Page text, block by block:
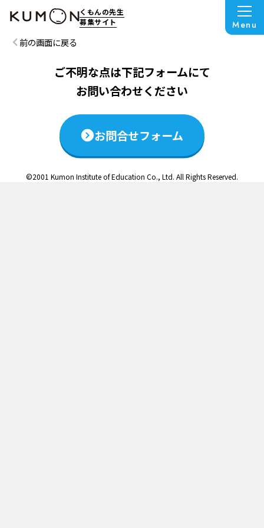
くもんの先生
募集サイト
Menu
この説明会は終了いたしました
前の画面に戻る
ご不明な点は下記フォームにて
お問い合わせください
お問合せフォーム
©2001 Kumon Institute of Education Co., Ltd. All Rights Reserved.